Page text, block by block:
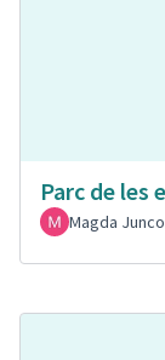
Parc de les
Magda